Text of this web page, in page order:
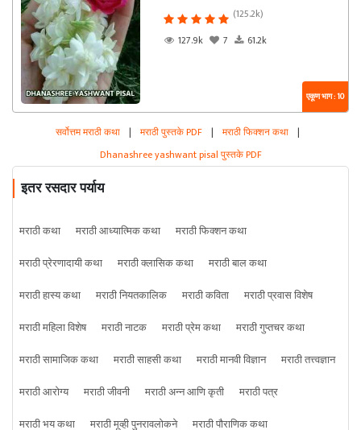
(125.2k)
127.9k
7 61.2k
एकूण भाग : 10
सर्वोत्तम मराठी कथा | मराठी पुस्तके PDF | मराठी फिक्शन कथा |
Dhanashree yashwant pisal पुस्तके PDF
इतर रसदार पर्याय
मराठी कथा मराठी आध्यात्मिक कथा
मराठी फिक्शन कथा
मराठी प्रेरणादायी कथा
मराठी क्लासिक कथा
मराठी बाल कथा
मराठी हास्य कथा
मराठी नियतकालिक मराठी कविता
मराठी प्रवास विशेष
मराठी महिला विशेष
मराठी नाटक मराठी प्रेम कथा
मराठी गुप्तचर कथा
मराठी सामाजिक कथा
मराठी साहसी कथा मराठी मानवी विज्ञान
मराठी तत्त्वज्ञान
मराठी आरोग्य
मराठी जीवनी मराठी अन्न आणि कृती
मराठी पत्र
मराठी भय कथा
मराठी मूव्ही पुनरावलोकने मराठी पौराणिक कथा